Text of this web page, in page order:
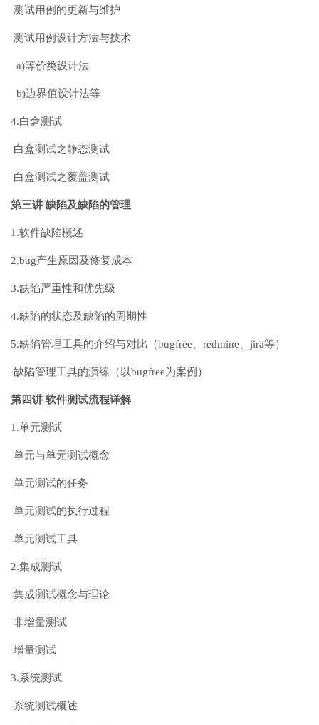
测试用例的更新与维护
测试用例设计方法与技术
a)等价类设计法
b)边界值设计法等
4.白盒测试
白盒测试之静态测试
白盒测试之覆盖测试
第三讲 缺陷及缺陷的管理
1.软件缺陷概述
2.bug产生原因及修复成本
3.缺陷严重性和优先级
4.缺陷的状态及缺陷的周期性
5.缺陷管理工具的介绍与对比（bugfree、redmine、jira等）
缺陷管理工具的演练（以bugfree为案例）
第四讲 软件测试流程详解
1.单元测试
单元与单元测试概念
单元测试的任务
单元测试的执行过程
单元测试工具
2.集成测试
集成测试概念与理论
非增量测试
增量测试
3.系统测试
系统测试概述